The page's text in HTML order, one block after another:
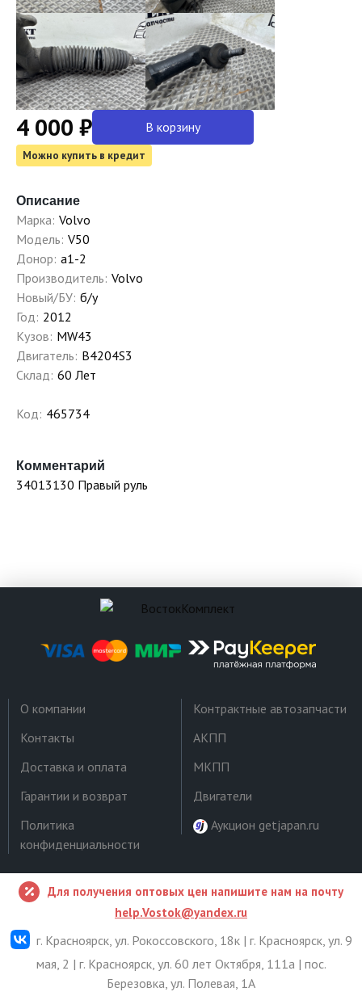
4 000 ₽ В корзину
Можно купить в кредит
Описание
Марка: Volvo
Модель: V50
Донор: a1-2
Производитель: Volvo
Новый/БУ: б/у
Год: 2012
Кузов: MW43
Двигатель: B4204S3
Склад: 60 Лет
Код: 465734
Комментарий
34013130 Правый руль
О компании
Контакты
Доставка и оплата
Гарантии и возврат
Политика
конфиденциальности
Контрактные автозапчасти
АКПП
МКПП
Двигатели
Аукцион getjapan.ru
Для получения оптовых цен напишите нам на почту
help.Vostok@yandex.ru
г. Красноярск, ул. Рокоссовского, 18к | г. Красноярск, ул. 9
мая, 2 | г. Красноярск, ул. 60 лет Октября, 111а | пос.
Березовка, ул. Полевая, 1А